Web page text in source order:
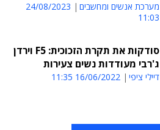
מערכת אנשים ומחשבים
24/08/2023
11:03
סודקות את תקרת הזכוכית: F5 וירדן
ג'רבי מעודדות נשים צעירות
דיילי ציפי 16/06/2022 11:35